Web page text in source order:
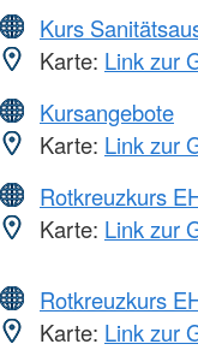
Kurs
Karte: Link zur
Kursangebote
Karte: Link zur
Rotkreuzkurs
Karte: Link zur
Rotkreuzkurs
Karte: Link zur